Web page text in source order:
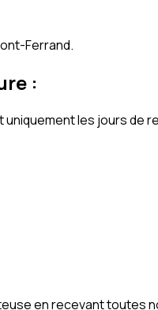
Ferrand.
:
uniquement les jours de
en recevant toutes